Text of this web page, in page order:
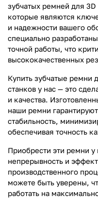
зубчатых ремней для
которые являются
и надежности вашего
специально
точной работы, что
высококачественных
Купить зубчатые ремни
станков у нас — это
и качества.
наши ремни
стабильность,
обеспечивая точность
Приобрести эти ремни у
непрерывность и
производственного
можете быть уверены,
работать на